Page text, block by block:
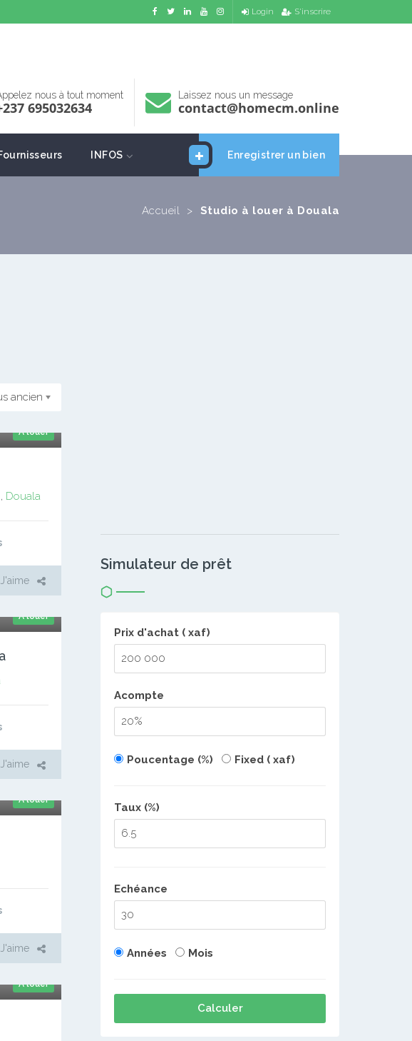
Login S'inscrire
nous à tout moment
695032634
Laissez nous un message
contact@homecm.online
Enregistrer un bien
INFOS
Accueil > Studio à louer à Douala
ancien
A louer
Douala
J'aime
A louer
J'aime
A louer
J'aime
A louer
Simulateur de prêt
Prix d'achat ( xaf)
Acompte
Poucentage (%) Fixed ( xaf)
Taux (%)
Echéance
Années Mois
Calculer